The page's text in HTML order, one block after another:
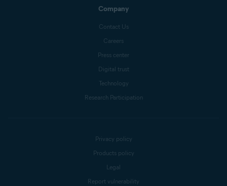
Company
Contact Us
Careers
Press center
Digital trust
Technology
Research Participation
Privacy policy
Products policy
Legal
Report vulnerability